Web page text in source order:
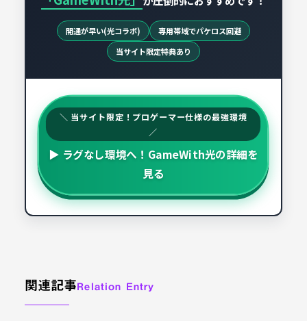
開通が早い(光コラボ)
専用帯域でパケロス回避
当サイト限定特典あり
＼ 当サイト限定！プロゲーマー仕様の最強環境
／
▶ ラグなし環境へ！GameWith光の詳細を
見る
関連記事Relation Entry